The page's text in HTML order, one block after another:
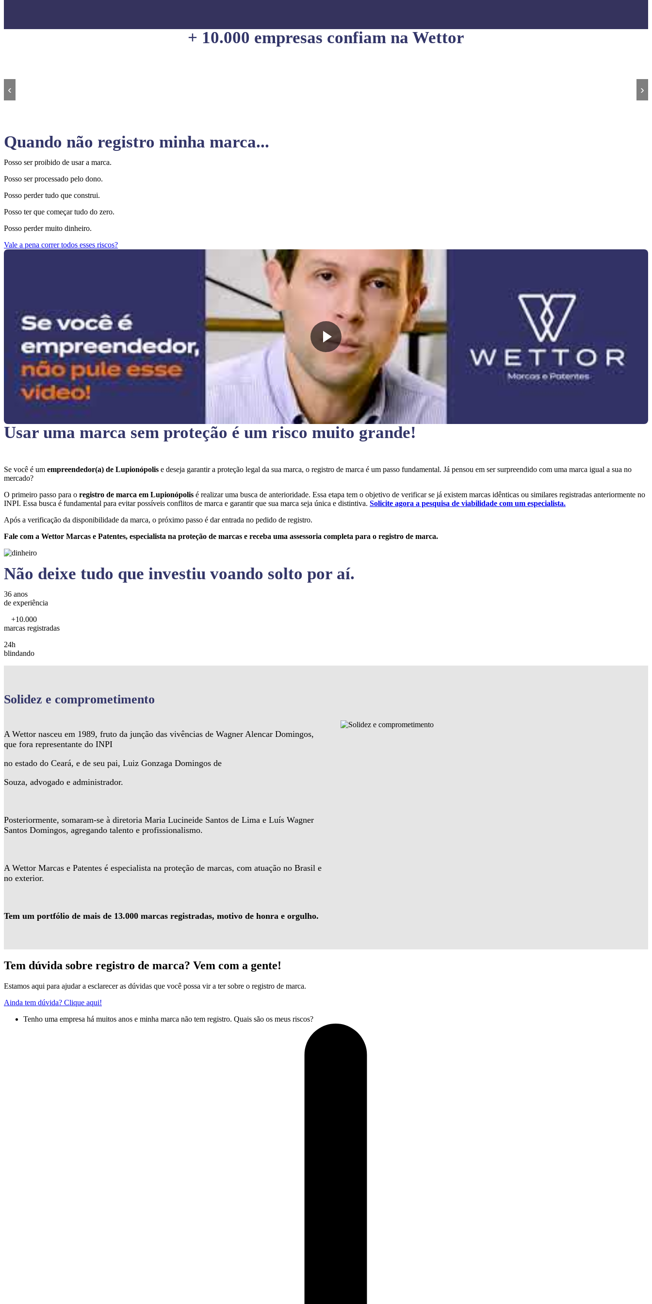
+ 10.000 empresas confiam na Wettor
‹ ›
Quando não registro minha marca...
Posso ser proibido de usar a marca.
Posso ser processado pelo dono.
Posso perder tudo que construi.
Posso ter que começar tudo do zero.
Posso perder muito dinheiro.
Vale a pena correr todos esses riscos?
Usar uma marca sem proteção é um risco muito grande!
Se você é um empreendedor(a) de Lupionópolis e deseja garantir a proteção legal da sua marca, o registro de marca é um passo fundamental. Já pensou em ser surpreendido com uma marca igual a sua no
mercado?
O primeiro passo para o registro de marca em Lupionópolis é realizar uma busca de anterioridade. Essa etapa tem o objetivo de verificar se já existem marcas idênticas ou similares registradas anteriormente no
INPI. Essa busca é fundamental para evitar possíveis conflitos de marca e garantir que sua marca seja única e distintiva. Solicite agora a pesquisa de viabilidade com um especialista.
Após a verificação da disponibilidade da marca, o próximo passo é dar entrada no pedido de registro.
Fale com a Wettor Marcas e Patentes, especialista na proteção de marcas e receba uma assessoria completa para o registro de marca.
Não deixe tudo que investiu voando solto por aí.
36 anos
de experiência
+10.000
marcas registradas
24h
blindando
Solidez e comprometimento
A Wettor nasceu em 1989, fruto da junção das vivências de Wagner Alencar Domingos,
que fora representante do INPI
no estado do Ceará, e de seu pai, Luiz Gonzaga Domingos de
Souza, advogado e administrador.
Posteriormente, somaram-se à diretoria Maria Lucineide Santos de Lima e Luís Wagner
Santos Domingos, agregando talento e profissionalismo.
A Wettor Marcas e Patentes é especialista na proteção de marcas, com atuação no Brasil e
no exterior.
Tem um portfólio de mais de 13.000 marcas registradas, motivo de honra e orgulho.
Tem dúvida sobre registro de marca? Vem com a gente!
Estamos aqui para ajudar a esclarecer as dúvidas que você possa vir a ter sobre o registro de marca.
Ainda tem dúvida? Clique aqui!
Tenho uma empresa há muitos anos e minha marca não tem registro. Quais são os meus riscos?